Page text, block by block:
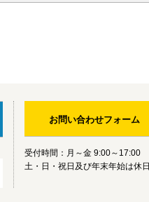
お問い合わせフォーム
受付時間：月～金 9:00～17:00
土・日・祝日及び年末年始は休日